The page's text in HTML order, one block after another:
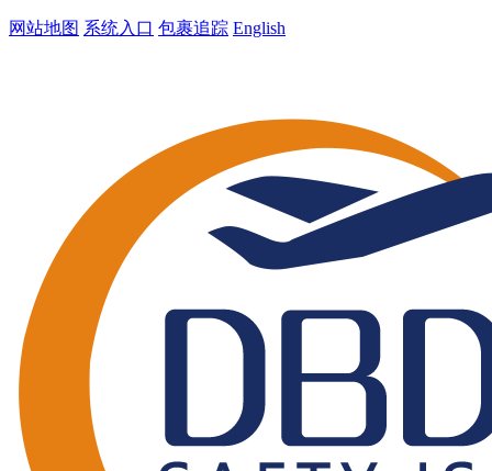
网站地图 系统入口 包裹追踪 English